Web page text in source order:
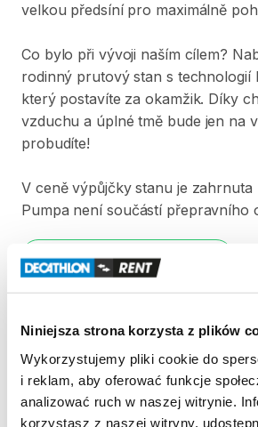
Niniejsza strona korzysta z plików
Wykorzystujemy pliki cookie do
i reklam, aby oferować funkcje
analizować ruch w naszej witrynie.
korzystasz z naszej witryny,
velkou předsíní pro maximálně
Co bylo při vývoji naším cílem?
rodinný prutový stan s technologií
který postavíte za okamžik. Díky
vzduchu a úplné tmě bude jen na
probudíte!
V ceně výpůjčky stanu je zahrnuta
Pumpa není součástí přepravního
Strona produktu w sklepie
REGULAMIN
Regulamin wypożyczalni